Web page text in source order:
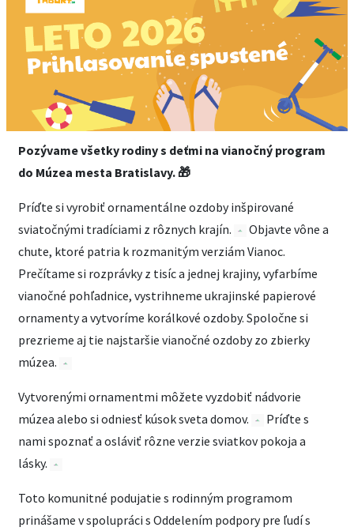
Pozývame všetky rodiny s deťmi na vianočný program
do Múzea mesta Bratislavy. 🎁
Príďte si vyrobiť ornamentálne ozdoby inšpirované
sviatočnými tradíciami z rôznych krajín.
Objavte vône a
chute, ktoré patria k rozmanitým verziám Vianoc.
Prečítame si rozprávky z tisíc a jednej krajiny, vyfarbíme
vianočné pohľadnice, vystrihneme ukrajinské papierové
ornamenty a vytvoríme korálkové ozdoby. Spoločne si
prezrieme aj tie najstaršie vianočné ozdoby zo zbierky
múzea.
Vytvorenými ornamentmi môžete vyzdobiť nádvorie
múzea alebo si odniesť kúsok sveta domov.
Príďte s
nami spoznať a osláviť rôzne verzie sviatkov pokoja a
lásky.
Toto komunitné podujatie s rodinným programom
prinášame v spolupráci s Oddelením podpory pre ľudí s